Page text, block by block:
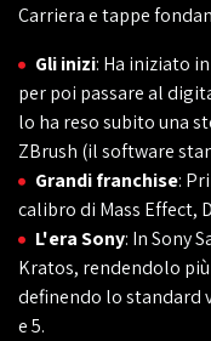
Carriera e tappe
Gli inizi: Ha iniziato
per poi passare al
lo ha reso subito una
ZBrush (il software
Grandi franchise:
calibro di Mass Effect,
L'era Sony: In Sony
Kratos, rendendolo
definendo lo standard
e 5.